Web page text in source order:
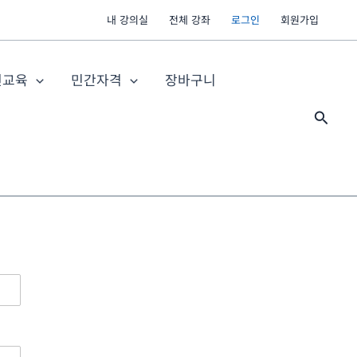
내 강의실 전체 강좌 로그인 회원가입
육 민간자격 장바구니
검